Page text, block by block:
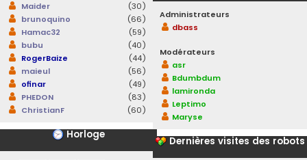
Maider
(30)
brunoquino
(66)
Hamac32
(59)
bubu
(40)
RogerBaize
(44)
maieul
(56)
ofinar
(49)
PHEDON
(83)
ChristianF
(60)
Horloge
Administrateurs
dbass
Modérateurs
asr
Bdumbdum
lamironda
Leptimo
Maryse
Dernières visites des robots